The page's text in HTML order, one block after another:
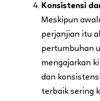
Konsistensi
Meskipun
perjanjian itu
pertumbuhan
mengajarkan
dan
terbaik sering